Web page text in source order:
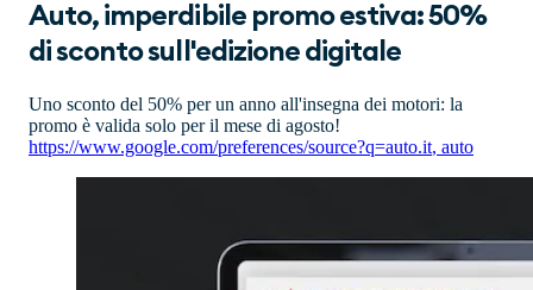
Auto, imperdibile promo estiva: 50%
di sconto sull'edizione digitale
Uno sconto del 50% per un anno all'insegna dei motori: la
promo è valida solo per il mese di agosto!
https://www.google.com/preferences/source?q=auto.it, auto